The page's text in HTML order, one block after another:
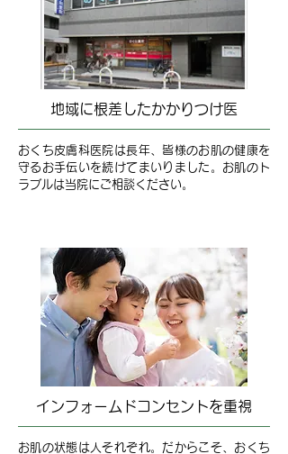
地域に根差したかかりつけ医
おくち皮膚科医院は長年、皆様のお肌の健康を
守るお手伝いを続けてまいりました。お肌のト
ラブルは当院にご相談ください。
インフォームドコンセントを重視
お肌の状態は人それぞれ。だからこそ、おくち